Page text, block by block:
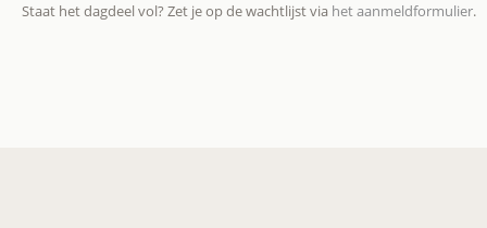
Staat het dagdeel vol? Zet je op de wachtlijst via het aanmeldformulier.